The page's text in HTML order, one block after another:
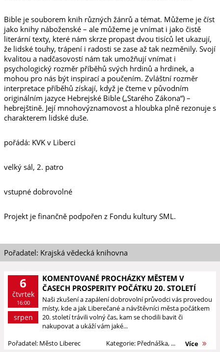
Bible je souborem knih různých žánrů a témat. Můžeme je číst
jako knihy náboženské – ale můžeme je vnímat i jako čistě
literární texty, které nám skrze propast dvou tisíců let ukazují,
že lidské touhy, trápení i radosti se zase až tak nezměnily. Svojí
kvalitou a nadčasovostí nám tak umožňují vnímat i
psychologický rozměr příběhů svých hrdinů a hrdinek, a
mohou pro nás být inspirací a poučením. Zvláštní rozměr
interpretace příběhů získají, když je čteme v původním
originálním jazyce Hebrejské Bible („Starého Zákona“) –
hebrejštině. Její mnohovýznamovost a hloubka plně rezonuje s
charakterem lidské duše.
pořádá: KVK v Liberci
velký sál, 2. patro
vstupné dobrovolné
Projekt je finančně podpořen z Fondu kultury SML.
Pořadatel: Krajská vědecká knihovna
6
čtvrtek
16:00
srpen
KOMENTOVANÉ PROCHÁZKY MĚSTEM V
ČASECH PROSPERITY POČÁTKU 20. STOLETÍ
Naši zkušení a zapálení dobrovolní průvodci vás provedou
místy, kde a jak Liberečané a návštěvníci města počátkem
20. století trávili volný čas, kam se chodili bavit či
nakupovat a ukáží vám jaké...
Pořadatel: Město Liberec
Kategorie: Přednáška, ... Více